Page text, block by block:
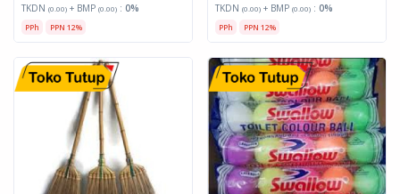
TKDN (0.00) + BMP (0.00) : 0%
PPh PPN 12%
TKDN (0.00) + BMP (0.00) : 0%
PPh PPN 12%